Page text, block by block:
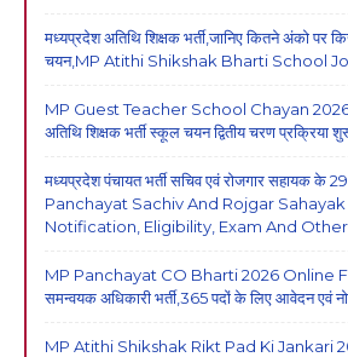
मध्यप्रदेश अतिथि शिक्षक भर्ती,जानिए कितने अंको
चयन,MP Atithi Shikshak Bharti School
MP Guest Teacher School Chayan
अतिथि शिक्षक भर्ती स्कूल चयन द्वितीय चरण प्रक्रिया
मध्यप्रदेश पंचायत भर्ती सचिव एवं रोजगार सहायक के
Panchayat Sachiv And Rojgar Sahayak
Notification, Eligibility, Exam And
MP Panchayat CO Bharti 2026 Online
समन्वयक अधिकारी भर्ती,365 पदों के लिए आवेदन एवं
MP Atithi Shikshak Rikt Pad Ki Jankari